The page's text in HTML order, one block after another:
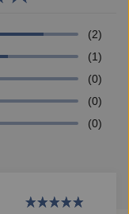
(2)
(1)
(0)
(0)
(0)